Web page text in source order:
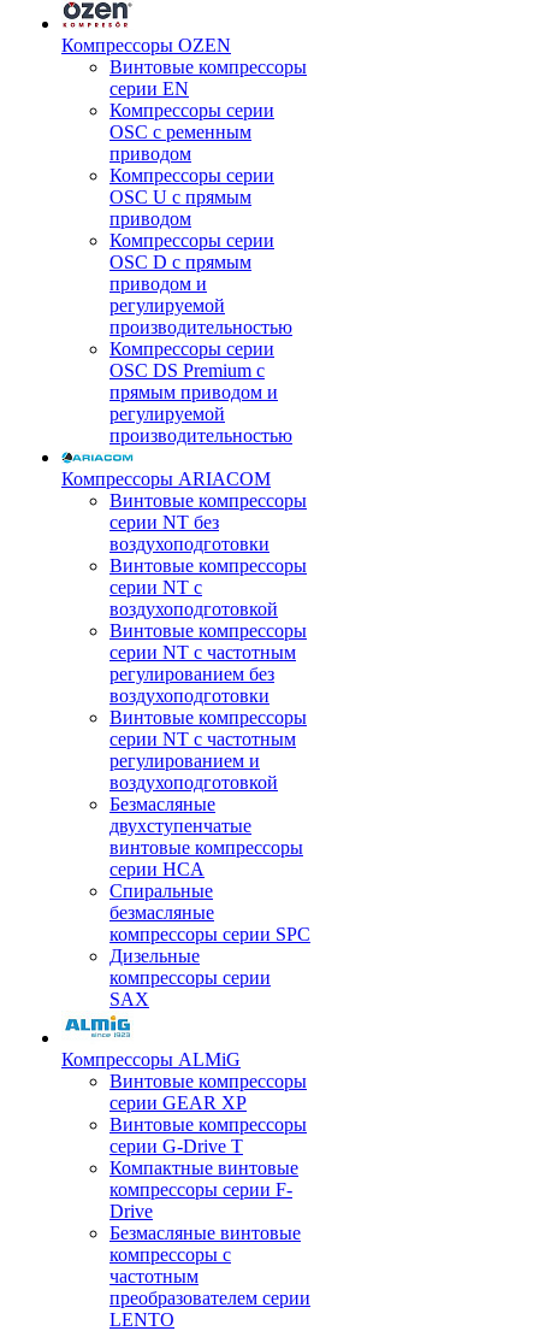
Компрессоры OZEN
Винтовые компрессоры
серии EN
Компрессоры серии
OSC с ременным
приводом
Компрессоры серии
OSC U с прямым
приводом
Компрессоры серии
OSC D с прямым
приводом и
регулируемой
производительностью
Компрессоры серии
OSC DS Premium с
прямым приводом и
регулируемой
производительностью
Компрессоры ARIACOM
Винтовые компрессоры
серии NT без
воздухоподготовки
Винтовые компрессоры
серии NT c
воздухоподготовкой
Винтовые компрессоры
серии NT с частотным
регулированием без
воздухоподготовки
Винтовые компрессоры
серии NT с частотным
регулированием и
воздухоподготовкой
Безмасляные
двухступенчатые
винтовые компрессоры
серии HCA
Спиральные
безмасляные
компрессоры серии SPC
Дизельные
компрессоры серии
SAX
Компрессоры ALMiG
Винтовые компрессоры
серии GEAR XP
Винтовые компрессоры
серии G-Drive T
Компактные винтовые
компрессоры серии F-
Drive
Безмасляные винтовые
компрессоры с
частотным
преобразователем серии
LENTO